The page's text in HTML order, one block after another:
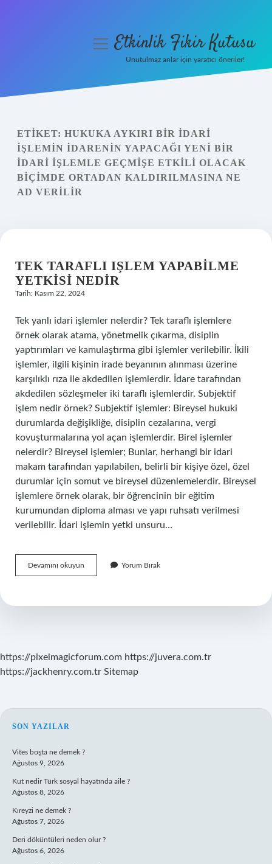
Yasal Uyarı
Hakkımızda
menüyüEtkinlik Fikir Kutusu
Unutulmaz anlar için yaratıcı öneriler!
ETIKET: HUKUKA AYKIRI BIR IDARI
IŞLEMIN IDARENIN YAPACAĞI YENI BIR
IDARI IŞLEMLE GEÇMIŞE ETKILI OLACAK
BIÇIMDE ORTADAN KALDIRILMASINA NE
AD VERILIR
TEK TARAFLI IŞLEM YAPABILME
YETKISI NEDIR
Tarih: Kasım 22, 2024
Tek yanlı idari işlemler nelerdir? Tek taraflı işlemlere
örnek olarak atama, yönetmelik çıkarma, disiplin
yaptırımları ve kamulaştırma gibi işlemler verilebilir. İkili
işlemler, ilgili kişinin irade beyanının alınması üzerine
karşılıklı rıza ile akdedilen işlemlerdir. İdare tarafından
akdedilen sözleşmeler iki taraflı işlemlerdir. Subjektif
işlem nedir örnek? Subjektif işlemler: Bireysel hukuki
durumlarda değişikliğe, disiplin cezalarına, vergi
kovuşturmalarına yol açan işlemlerdir. Birel işlemler
nelerdir? Bireysel işlemler; Bunlar, herhangi bir idari
makam tarafından yapılabilen, belirli bir kişiye özel, özel
durumlar için somut ve bireysel düzenlemelerdir. Bireysel
işlemlere örnek olarak, bir öğrencinin bir eğitim
kurumundan diploma alması ve yapı ruhsatı verilmesi
verilebilir. İdari işlemin yetki unsuru…
Devamını okuyun
Taraflı
Yetkisi
Yorum Bırak
https://pixelmagicforum.com https://juvera.com.tr
https://jackhenry.com.tr Sitemap
SIDEBAR
SON YAZILAR
Vites boşta ne demek ?
Ağustos 9, 2026
Kut nedir Türk sosyal hayatında aile ?
Ağustos 8, 2026
Kıreyzi ne demek ?
Ağustos 7, 2026
Deri döküntüleri neden olur ?
Ağustos 6, 2026